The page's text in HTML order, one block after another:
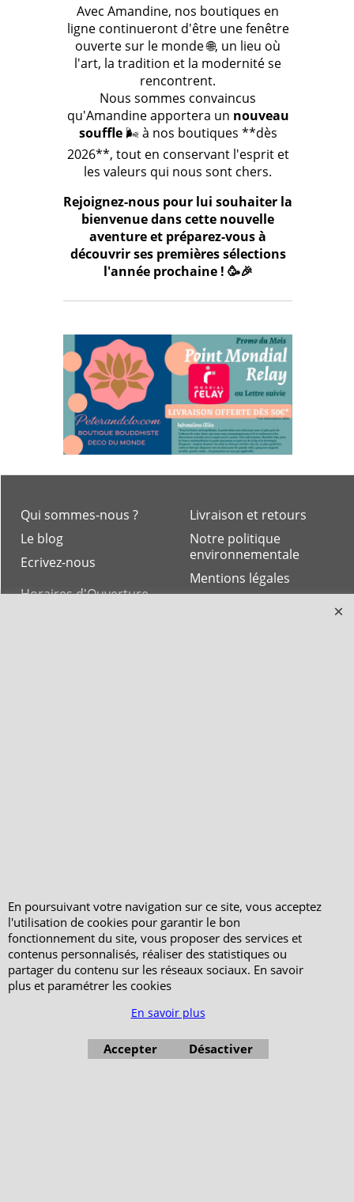
Avec Amandine, nos boutiques en
ligne continueront d'être une fenêtre
ouverte sur le monde 🌐, un lieu où
l'art, la tradition et la modernité se
rencontrent.
Nous sommes convaincus
qu'Amandine apportera un nouveau
souffle🌬️ à nos boutiques **dès
2026**, tout en conservant l'esprit et
les valeurs qui nous sont chers.
Rejoignez-nous pour lui souhaiter la
bienvenue dans cette nouvelle
aventure et préparez-vous à
découvrir ses premières sélections
l'année prochaine ! 🥳🎉
Livraison et retours
Notre politique
environnementale
Mentions légales
Qui sommes-nous ?
Le blog
Ecrivez-nous
Horaires d'Ouverture -
En poursuivant votre navigation sur ce site, vous acceptez
l'utilisation de cookies pour garantir le bon
fonctionnement du site, vous proposer des services et
contenus personnalisés, réaliser des statistiques ou
partager du contenu sur les réseaux sociaux. En savoir
plus et paramétrer les cookies
En savoir plus
Accepter Désactiver